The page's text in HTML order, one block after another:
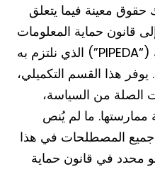
حقوق معينة فيما يتعلق
قانون حماية المعلومات
الشخصية والوثائق الإلكترونية (“PIPEDA”) الذي نلتزم به
هذا القسم التكميلي،
الصلة من السياسة،
ما لم يُنص
المصطلحات في هذا
محدد في قانون حماية